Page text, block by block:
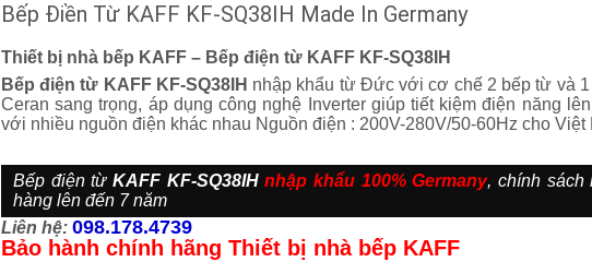
Bếp Điền Từ KAFF KF-SQ38IH Made In Germany
Thiết bị nhà bếp KAFF – Bếp điện từ KAFF KF-SQ38IH
Bếp điện từ KAFF KF-SQ38IH nhập khẩu từ Đức với cơ chế 2 bếp từ và 1
Ceran sang trọng, áp dụng công nghệ Inverter giúp tiết kiệm điện năng
với nhiều nguồn điện khác nhau Nguồn điện : 200V-280V/50-60Hz cho Việt
Bếp điện từ KAFF KF-SQ38IH nhập khẩu 100% Germany, chính sách
hàng lên đến 7 năm
Liên hệ: 098.178.4739
Bảo hành chính hãng Thiết bị nhà bếp KAFF